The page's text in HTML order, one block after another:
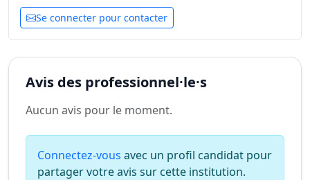
Se connecter pour contacter
Avis des professionnel·le·s
Aucun avis pour le moment.
Connectez-vous avec un profil candidat pour
partager votre avis sur cette institution.